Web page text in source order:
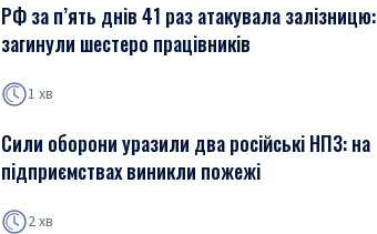
РФ за п’ять днів 41 раз атакувала залізницю:
загинули шестеро працівників
1 хв
Сили оборони уразили два російські НПЗ: на
підприємствах виникли пожежі
2 хв